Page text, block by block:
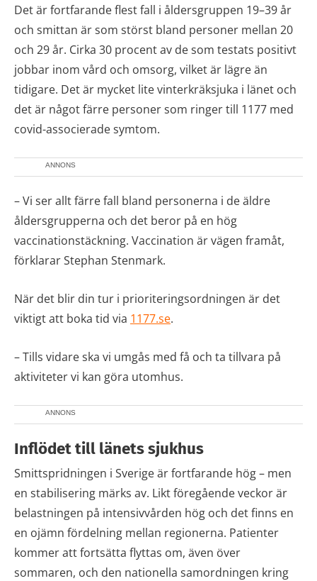
Det är fortfarande flest fall i åldersgruppen 19–39 år
och smittan är som störst bland personer mellan 20
och 29 år. Cirka 30 procent av de som testats positivt
jobbar inom vård och omsorg, vilket är lägre än
tidigare. Det är mycket lite vinterkräksjuka i länet och
det är något färre personer som ringer till 1177 med
covid-associerade symtom.
ANNONS
– Vi ser allt färre fall bland personerna i de äldre
åldersgrupperna och det beror på en hög
vaccinationstäckning. Vaccination är vägen framåt,
förklarar Stephan Stenmark.
När det blir din tur i prioriteringsordningen är det
viktigt att boka tid via 1177.se.
– Tills vidare ska vi umgås med få och ta tillvara på
aktiviteter vi kan göra utomhus.
ANNONS
Inflödet till länets sjukhus
Smittspridningen i Sverige är fortfarande hög – men
en stabilisering märks av. Likt föregående veckor är
belastningen på intensivvården hög och det finns en
en ojämn fördelning mellan regionerna. Patienter
kommer att fortsätta flyttas om, även över
sommaren, och den nationella samordningen kring